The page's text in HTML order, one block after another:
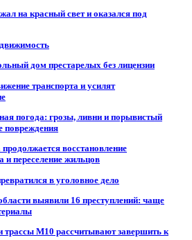
на красный свет и оказался под
дом престарелых без лицензии
транспорта и усилят
погода: грозы, ливни и порывистый
повреждения
восстановление
и переселение жильцов
в уголовное дело
выявили 16 преступлений: чаще
трассы М10 рассчитывают завершить к